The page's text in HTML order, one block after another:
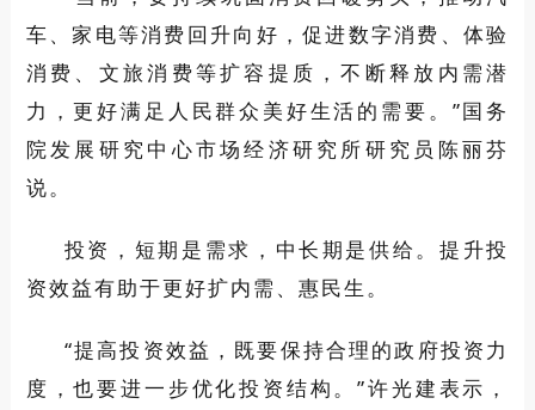
车、家电等消费回升向好，促进数字消费、体验
消费、文旅消费等扩容提质，不断释放内需潜
力，更好满足人民群众美好生活的需要。”国务
院发展研究中心市场经济研究所研究员陈丽芬
说。
投资，短期是需求，中长期是供给。提升投
资效益有助于更好扩内需、惠民生。
“提高投资效益，既要保持合理的政府投资力
度，也要进一步优化投资结构。”许光建表示，